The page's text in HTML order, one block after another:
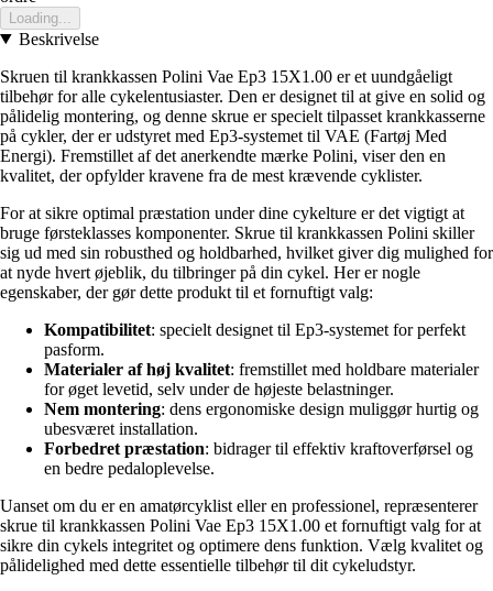
Loading...
Beskrivelse
Skruen til krankkassen Polini Vae Ep3 15X1.00 er et uundgåeligt
tilbehør for alle cykelentusiaster. Den er designet til at give en solid og
pålidelig montering, og denne skrue er specielt tilpasset krankkasserne
på cykler, der er udstyret med Ep3-systemet til VAE (Fartøj Med
Energi). Fremstillet af det anerkendte mærke Polini, viser den en
kvalitet, der opfylder kravene fra de mest krævende cyklister.
For at sikre optimal præstation under dine cykelture er det vigtigt at
bruge førsteklasses komponenter. Skrue til krankkassen Polini skiller
sig ud med sin robusthed og holdbarhed, hvilket giver dig mulighed for
at nyde hvert øjeblik, du tilbringer på din cykel. Her er nogle
egenskaber, der gør dette produkt til et fornuftigt valg:
Kompatibilitet: specielt designet til Ep3-systemet for perfekt
pasform.
Materialer af høj kvalitet: fremstillet med holdbare materialer
for øget levetid, selv under de højeste belastninger.
Nem montering: dens ergonomiske design muliggør hurtig og
ubesværet installation.
Forbedret præstation: bidrager til effektiv kraftoverførsel og
en bedre pedaloplevelse.
Uanset om du er en amatørcyklist eller en professionel, repræsenterer
skrue til krankkassen Polini Vae Ep3 15X1.00 et fornuftigt valg for at
sikre din cykels integritet og optimere dens funktion. Vælg kvalitet og
pålidelighed med dette essentielle tilbehør til dit cykeludstyr.